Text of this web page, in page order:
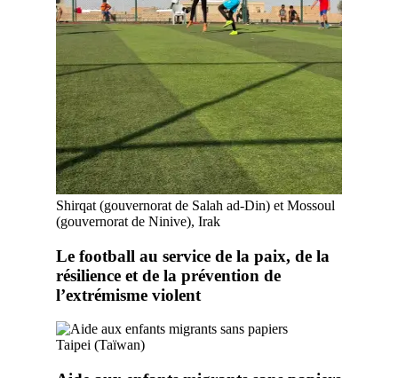
Shirqat (gouvernorat de Salah ad-Din) et Mossoul
(gouvernorat de Ninive), Irak
Le football au service de la paix, de la
résilience et de la prévention de
l’extrémisme violent
Taipei (Taïwan)